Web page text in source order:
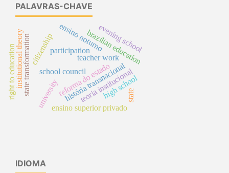
PALAVRAS-CHAVE
história transnacional
brazilian education
school council
citizenshipparticipation
ensino superior privado
reforma do estado
teoria institucional
state transformation
institutional theory
university
ensino noturno
high school
evening school
right to education teacher work
state
IDIOMA